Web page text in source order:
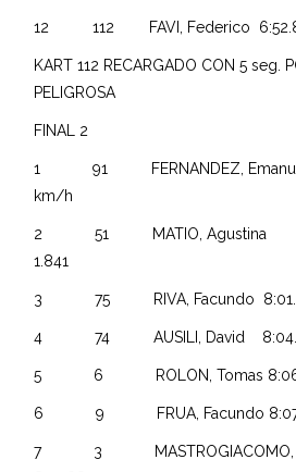
12 112 FAVI, Federico
KART 112 RECARGADO CON 5 seg.
PELIGROSA
FINAL 2
1 91 FERNANDEZ, Emanuel
km/h
2 51 MATIO,
1.841
3 75 RIVA, Facundo
4 74 AUSILI, David
5 6 ROLON, Tomas
6 9 FRUA, Facundo
7 3 MASTROGIACOMO,